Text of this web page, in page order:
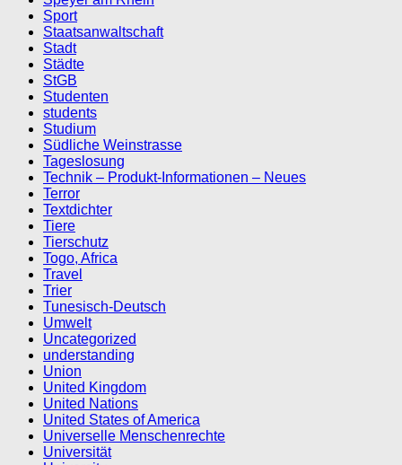
Sport
Staatsanwaltschaft
Stadt
Städte
StGB
Studenten
students
Studium
Südliche Weinstrasse
Tageslosung
Technik – Produkt-Informationen – Neues
Terror
Textdichter
Tiere
Tierschutz
Togo, Africa
Travel
Trier
Tunesisch-Deutsch
Umwelt
Uncategorized
understanding
Union
United Kingdom
United Nations
United States of America
Universelle Menschenrechte
Universität